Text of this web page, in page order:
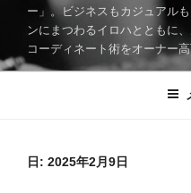
ー」。ビジネスもカジュアル
ンにまつわるイロハとともに
コーディネート術をオーナー
日: 2025年2月9日